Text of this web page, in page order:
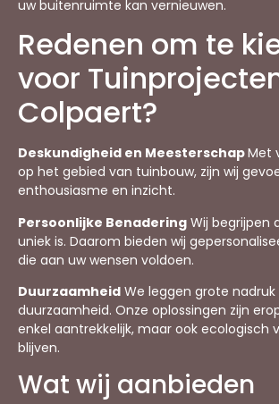
uw buitenruimte kan vernieuwen.
Redenen om te
voor
Colpaert?
Deskundigheid en MeesterschapMet
op het gebied van tuinbouw, zijn wij
enthousiasme en inzicht.
Persoonlijke Benadering Wij begrijpen
uniek is. Daarom bieden wij
die aan uw wensen voldoen.
Duurzaamheid We leggen grote nadruk
duurzaamheid. Onze oplossingen zijn
enkel aantrekkelijk, maar ook ecologisch
blijven.
Wat wij aanbieden